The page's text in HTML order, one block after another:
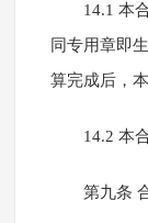
14.1 本
同专用章即
算完成后，
14.2 本
第九条